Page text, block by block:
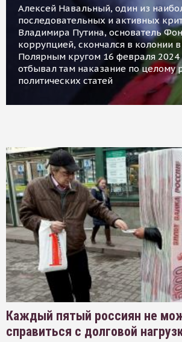
Алексей Навальный, один из
последовательных и активных
Владимира Путина, основатель
коррупцией, скончался в колонии
Полярным кругом 16 февраля 2024
отбывал там наказание по целому
политических статей
Каждый пятый россиян не
справиться с долговой